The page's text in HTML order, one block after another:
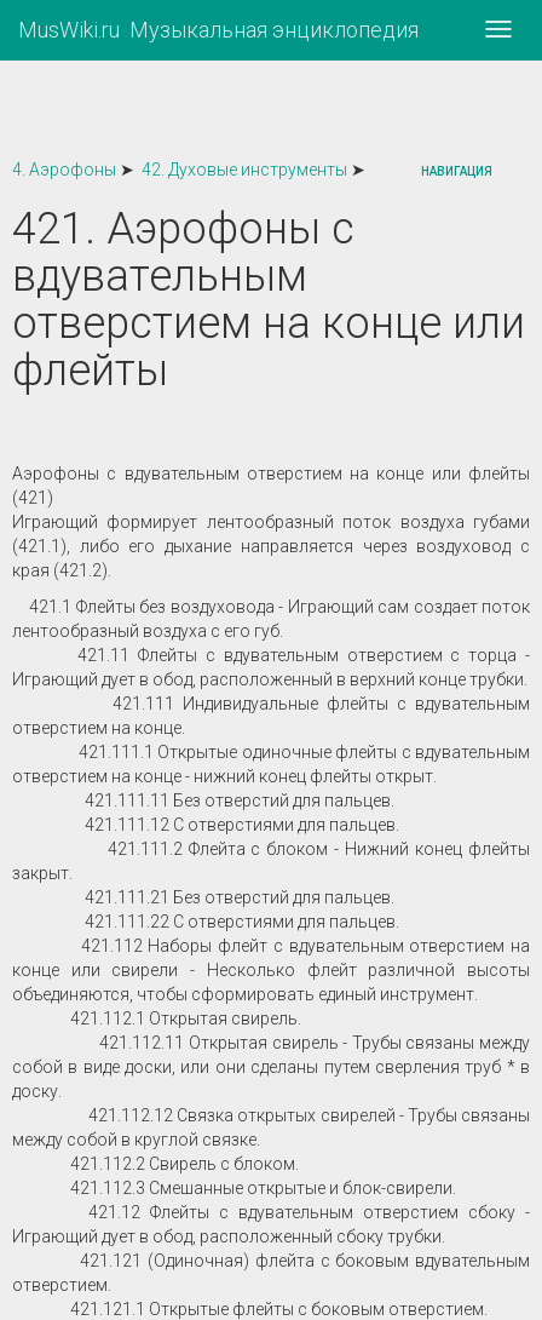
MusWiki.ru Музыкальная энциклопедия
НАВИГАЦИЯ
4. Аэрофоны ➤ 42. Духовые инструменты ➤
421. Аэрофоны с
вдувательным
отверстием на конце или
флейты
Аэрофоны с вдувательным отверстием на конце или флейты
(421)
Играющий формирует лентообразный поток воздуха губами
(421.1), либо его дыхание направляется через воздуховод с
края (421.2).
421.1 Флейты без воздуховода - Играющий сам создает поток
лентообразный воздуха с его губ.
421.11 Флейты с вдувательным отверстием с торца -
Играющий дует в обод, расположенный в верхний конце трубки.
421.111 Индивидуальные флейты с вдувательным
отверстием на конце.
421.111.1 Открытые одиночные флейты с вдувательным
отверстием на конце - нижний конец флейты открыт.
421.111.11 Без отверстий для пальцев.
421.111.12 С отверстиями для пальцев.
421.111.2 Флейта с блоком - Нижний конец флейты
закрыт.
421.111.21 Без отверстий для пальцев.
421.111.22 С отверстиями для пальцев.
421.112 Наборы флейт с вдувательным отверстием на
конце или свирели - Несколько флейт различной высоты
объединяются, чтобы сформировать единый инструмент.
421.112.1 Открытая свирель.
421.112.11 Открытая свирель - Трубы связаны между
собой в виде доски, или они сделаны путем сверления труб * в
доску.
421.112.12 Связка открытых свирелей - Трубы связаны
между собой в круглой связке.
421.112.2 Свирель с блоком.
421.112.3 Смешанные открытые и блок-свирели.
421.12 Флейты с вдувательным отверстием сбоку -
Играющий дует в обод, расположенный сбоку трубки.
421.121 (Одиночная) флейта с боковым вдувательным
отверстием.
421.121.1 Открытые флейты с боковым отверстием.